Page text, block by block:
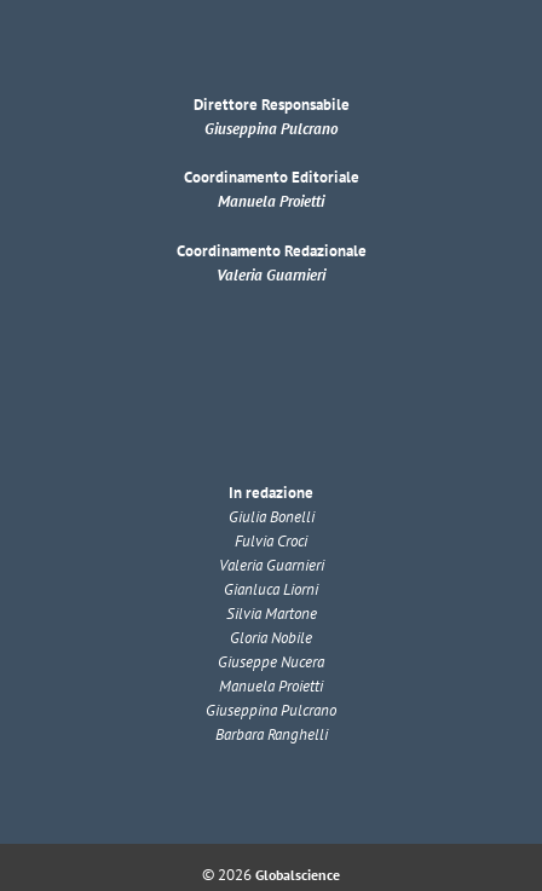
Direttore Responsabile
Giuseppina Pulcrano
Coordinamento Editoriale
Manuela Proietti
Coordinamento Redazionale
Valeria Guarnieri
In redazione
Giulia Bonelli
Fulvia Croci
Valeria Guarnieri
Gianluca Liorni
Silvia Martone
Gloria Nobile
Giuseppe Nucera
Manuela Proietti
Giuseppina Pulcrano
Barbara Ranghelli
© 2026 Globalscience